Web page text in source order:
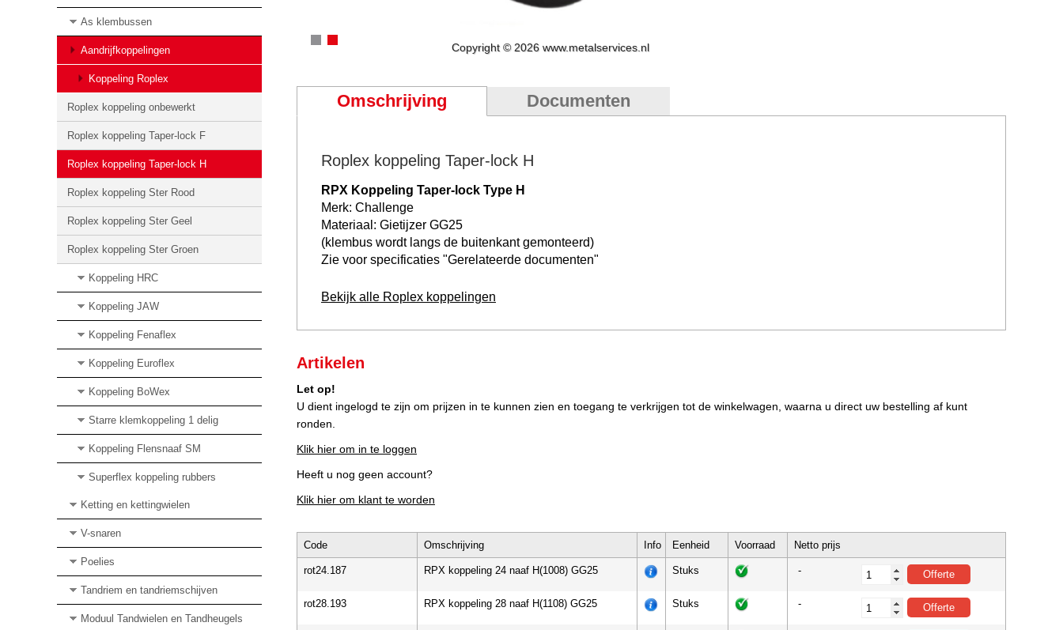
As klembussen
Aandrijfkoppelingen
Koppeling Roplex
Roplex koppeling onbewerkt
Roplex koppeling Taper-lock F
Roplex koppeling Taper-lock H
Roplex koppeling Ster Rood
Roplex koppeling Ster Geel
Roplex koppeling Ster Groen
Koppeling HRC
Koppeling JAW
Koppeling Fenaflex
Koppeling Euroflex
Koppeling BoWex
Starre klemkoppeling 1 delig
Koppeling Flensnaaf SM
Superflex koppeling rubbers
Ketting en kettingwielen
V-snaren
Poelies
Tandriem en tandriemschijven
Moduul Tandwielen en Tandheugels
Copyright © 2026 www.metalservices.nl
Omschrijving Documenten
Roplex koppeling Taper-lock H
RPX Koppeling Taper-lock Type H
Merk: Challenge
Materiaal: Gietijzer GG25
(klembus wordt langs de buitenkant gemonteerd)
Zie voor specificaties "Gerelateerde documenten"
Bekijk alle Roplex koppelingen
Artikelen
Let op!
U dient ingelogd te zijn om prijzen in te kunnen zien en toegang te verkrijgen tot de winkelwagen, waarna u direct uw bestelling af kunt
ronden.
Klik hier om in te loggen
Heeft u nog geen account?
Klik hier om klant te worden
Code Omschrijving Info Eenheid Voorraad Netto prijs
rot24.187 RPX koppeling 24 naaf H(1008) GG25 Stuks -
rot28.193 RPX koppeling 28 naaf H(1108) GG25 Stuks -